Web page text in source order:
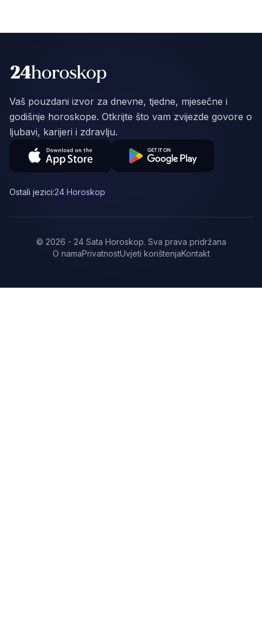
Vaš pouzdani izvor za dnevne, tjedne, mjesečne i
godišnje horoskope. Otkrijte što vam zvijezde govore o
ljubavi, karijeri i zdravlju.
Ostali jezici:24 Horoskop
© 2026 - 24 Sata Horoskop. Sva prava pridržana
O namaPrivatnostUvjeti korištenjaKontakt